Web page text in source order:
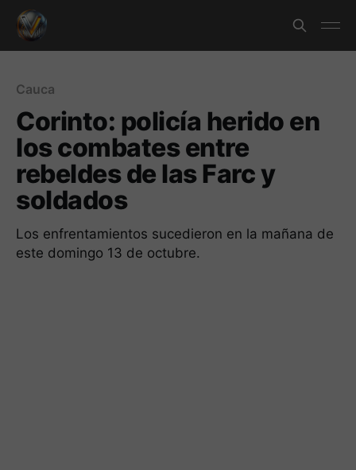
Cauca
Corinto: policía herido en
los combates entre
rebeldes de las Farc y
soldados
Los enfrentamientos sucedieron en la mañana de
este domingo 13 de octubre.